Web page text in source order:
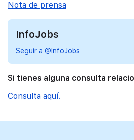
Nota de prensa
InfoJobs
Seguir a @InfoJobs
Si tienes alguna consulta
Consulta aquí.